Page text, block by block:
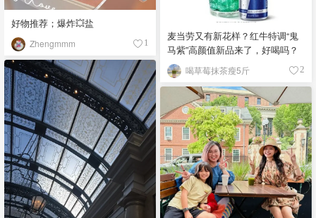
好物推荐；爆炸💥盐
Zhengmmm 1
麦当劳又有新花样？红牛特调“鬼
马紫”高颜值新品来了，好喝吗？
喝草莓抹茶瘦5斤 2